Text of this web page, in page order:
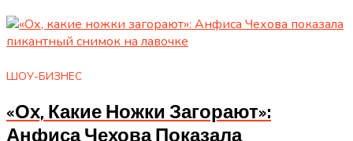
ШОУ-БИЗНЕС
«Ох, Какие Ножки Загорают»:
Анфиса Чехова Показала